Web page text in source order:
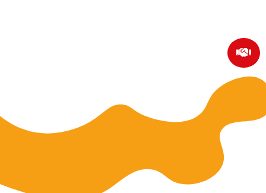

toujours compter sur un soutien personnalisé.
Des titres et certifications
reconnus par l’État